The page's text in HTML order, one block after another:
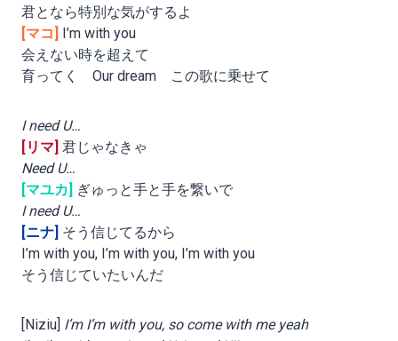
君となら特別な気がするよ
[マコ] I’m with you
会えない時を超えて
育ってく Our dream この歌に乗せて
I need U…
[リマ] 君じゃなきゃ
Need U…
[マユカ] ぎゅっと手と手を繋いで
I need U…
[ニナ] そう信じてるから
I’m with you, I’m with you, I’m with you
そう信じていたいんだ
[Niziu] I’m I’m with you, so come with me yeah